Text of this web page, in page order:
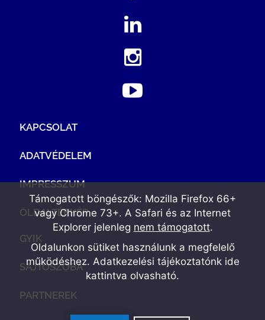
KAPCSOLAT
ADATVÉDELEM
IMPRESSZUM
OLDALTÉRKÉP
GYIK
SAJTÓSZOBA
PARTNEREK
Támogatott böngészők: Mozilla Firefox 66+
vagy Chrome 73+. A Safari és az Internet
Explorer jelenleg nem támogatott.
Oldalunkon sütiket használunk a megfelelő
működéshez. Adatkezelési tájékoztatónk ide
kattintva olvasható.